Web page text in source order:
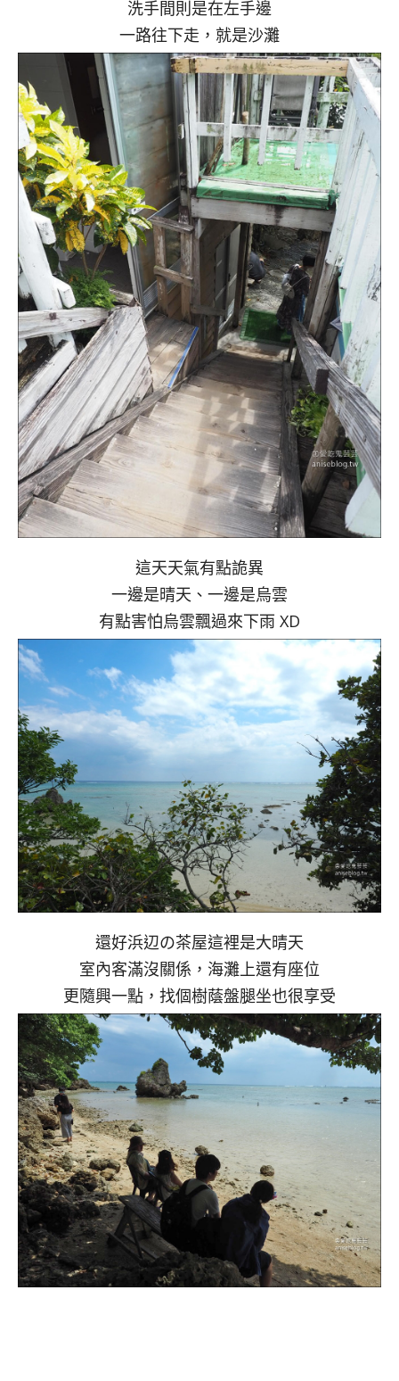
洗手間則是在左手邊
一路往下走，就是沙灘
這天天氣有點詭異
一邊是晴天、一邊是烏雲
有點害怕烏雲飄過來下雨 XD
還好浜辺の茶屋這裡是大晴天
室內客滿沒關係，海灘上還有座位
更隨興一點，找個樹蔭盤腿坐也很享受